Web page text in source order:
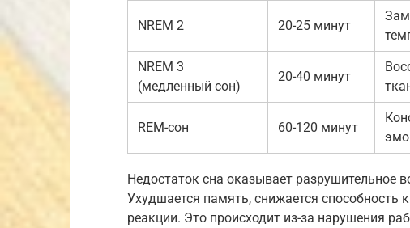
NREM 2 20-25 минут
NREM 3
(медленный сон)
20-40 минут
REM-сон 60-120 минут
Недостаток сна оказывает разрушительное
Ухудшается память, снижается способность
реакции. Это происходит из-за нарушения